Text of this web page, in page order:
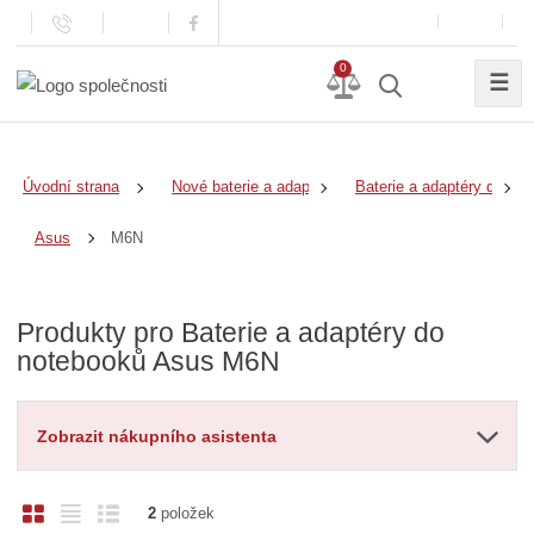
0
☰
Úvodní strana Nové baterie a adaptéry Baterie a adaptéry do
Asus M6N
Produkty pro Baterie a adaptéry do
notebooků Asus M6N
Zobrazit nákupního asistenta
O
Ř
2položek